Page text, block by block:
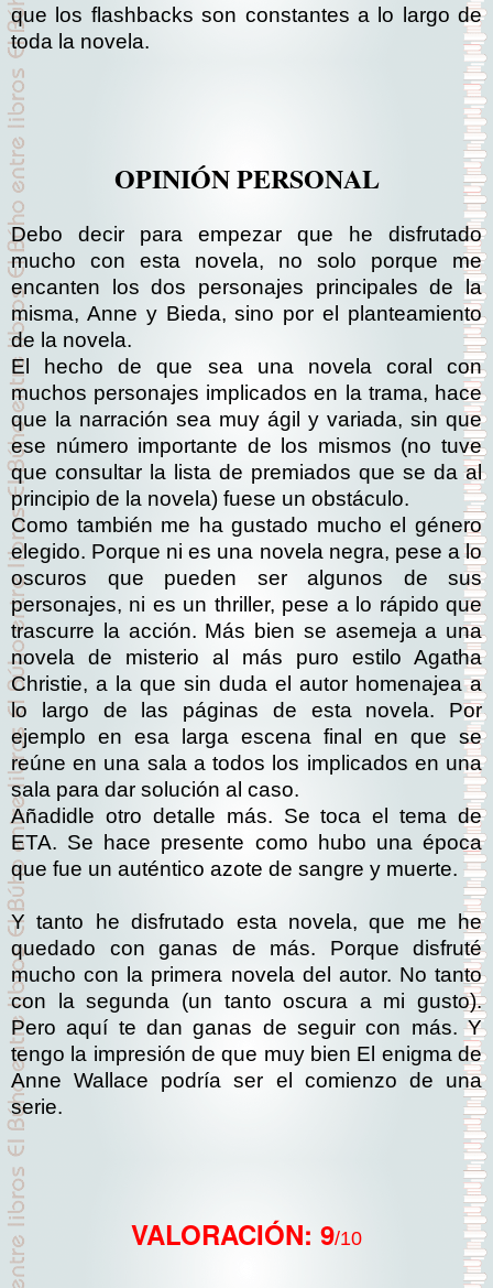
que los flashbacks son constantes a lo largo de
toda la novela.
OPINIÓN PERSONAL
Debo decir para empezar que he disfrutado
mucho con esta novela, no solo porque me
encanten los dos personajes principales de la
misma, Anne y Bieda, sino por el planteamiento
de la novela.
El hecho de que sea una novela coral con
muchos personajes implicados en la trama, hace
que la narración sea muy ágil y variada, sin que
ese número importante de los mismos (no tuve
que consultar la lista de premiados que se da al
principio de la novela) fuese un obstáculo.
Como también me ha gustado mucho el género
elegido. Porque ni es una novela negra, pese a lo
oscuros que pueden ser algunos de sus
personajes, ni es un thriller, pese a lo rápido que
trascurre la acción. Más bien se asemeja a una
novela de misterio al más puro estilo Agatha
Christie, a la que sin duda el autor homenajea a
lo largo de las páginas de esta novela. Por
ejemplo en esa larga escena final en que se
reúne en una sala a todos los implicados en una
sala para dar solución al caso.
Añadidle otro detalle más. Se toca el tema de
ETA. Se hace presente como hubo una época
que fue un auténtico azote de sangre y muerte.
Y tanto he disfrutado esta novela, que me he
quedado con ganas de más. Porque disfruté
mucho con la primera novela del autor. No tanto
con la segunda (un tanto oscura a mi gusto).
Pero aquí te dan ganas de seguir con más. Y
tengo la impresión de que muy bien El enigma de
Anne Wallace podría ser el comienzo de una
serie.
VALORACIÓN: 9/10